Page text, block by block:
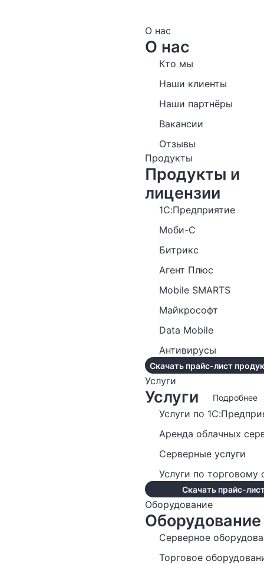
О нас
О нас
Кто мы
Наши клиенты
Наши партнёры
Вакансии
Отзывы
Продукты
Продукты и
лицензии
1С:Предприятие
Моби-С
Битрикс
Агент Плюс
Mobile SMARTS
Майкрософт
Data Mobile
Антивирусы
Скачать прайс-лист
Услуги
Услуги Подробнее
Услуги по
Аренда облачных
Серверные услуги
Услуги по торговому
Скачать прайс-
Оборудование
Оборудование
Серверное
Торговое